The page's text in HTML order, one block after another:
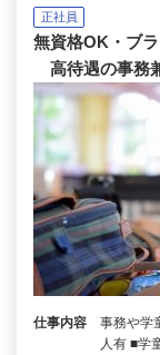
正社員
無資格OK・ブ
高待遇の事務
仕事内容
事務や学
人有 ■学